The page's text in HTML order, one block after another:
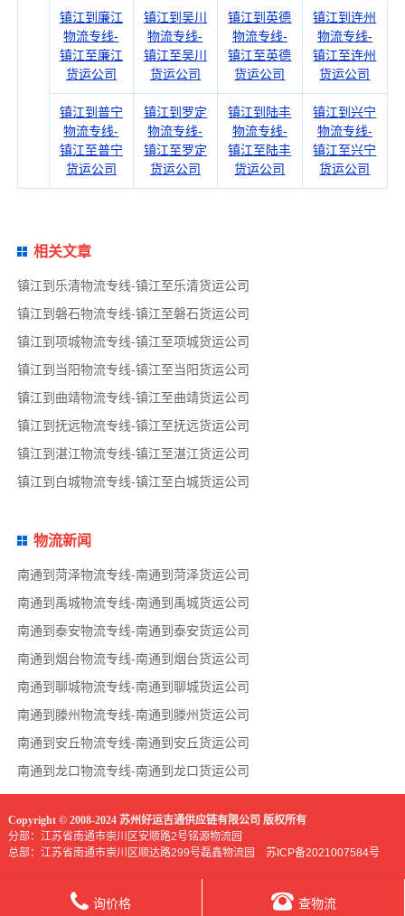
镇江到廉江
物流专线-
镇江至廉江
货运公司
镇江到吴川
物流专线-
镇江至吴川
货运公司
镇江到英德
物流专线-
镇江至英德
货运公司
镇江到连州
物流专线-
镇江至连州
货运公司
镇江到普宁
物流专线-
镇江至普宁
货运公司
镇江到罗定
物流专线-
镇江至罗定
货运公司
镇江到陆丰
物流专线-
镇江至陆丰
货运公司
镇江到兴宁
物流专线-
镇江至兴宁
货运公司
相关文章
镇江到乐清物流专线-镇江至乐清货运公司
镇江到磐石物流专线-镇江至磐石货运公司
镇江到项城物流专线-镇江至项城货运公司
镇江到当阳物流专线-镇江至当阳货运公司
镇江到曲靖物流专线-镇江至曲靖货运公司
镇江到抚远物流专线-镇江至抚远货运公司
镇江到湛江物流专线-镇江至湛江货运公司
镇江到白城物流专线-镇江至白城货运公司
物流新闻
南通到菏泽物流专线-南通到菏泽货运公司
南通到禹城物流专线-南通到禹城货运公司
南通到泰安物流专线-南通到泰安货运公司
南通到烟台物流专线-南通到烟台货运公司
南通到聊城物流专线-南通到聊城货运公司
南通到滕州物流专线-南通到滕州货运公司
南通到安丘物流专线-南通到安丘货运公司
南通到龙口物流专线-南通到龙口货运公司
Copyright © 2008-2024 苏州好运吉通供应链有限公司 版权所有
分部：江苏省南通市崇川区安顺路2号铭源物流园
总部：江苏省南通市崇川区顺达路299号磊鑫物流园 苏ICP备2021007584号
询价格 查物流